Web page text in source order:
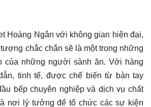
Hoàng Ngân với không gian hiện đại,
chắc chắn sẽ là một trong những
của những người sành ăn. Với hàng
tinh tế, được chế biến từ bàn tay
bếp chuyên nghiệp và dịch vụ chất
nơi lý tưởng để tổ chức các sự kiện